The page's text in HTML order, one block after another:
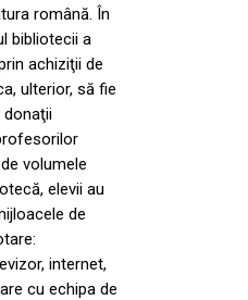
română. În
bibliotecii a
achiziţii de
ulterior, să fie
volumele
elevii au
de
internet,
cu echipa de